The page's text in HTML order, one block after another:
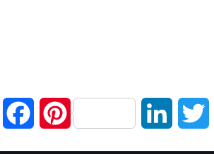
FacebookPinterest LinkedIn